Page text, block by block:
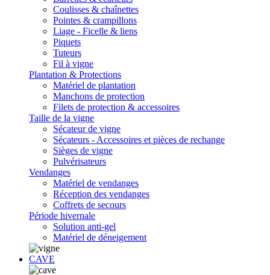
Coulisses & chaînettes
Pointes & crampillons
Liage - Ficelle & liens
Piquets
Tuteurs
Fil à vigne
Plantation & Protections
Matériel de plantation
Manchons de protection
Filets de protection & accessoires
Taille de la vigne
Sécateur de vigne
Sécateurs - Accessoires et pièces de rechange
Sièges de vigne
Pulvérisateurs
Vendanges
Matériel de vendanges
Réception des vendanges
Coffrets de secours
Période hivernale
Solution anti-gel
Matériel de déneigement
CAVE